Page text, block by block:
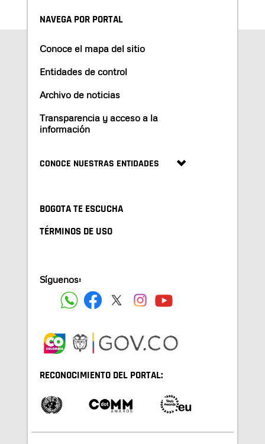
NAVEGA POR PORTAL
Conoce el mapa del sitio
Entidades de control
Archivo de noticias
Transparencia y acceso a la
información
CONOCE NUESTRAS ENTIDADES
BOGOTA TE ESCUCHA
TÉRMINOS DE USO
Síguenos:
RECONOCIMIENTO DEL PORTAL: